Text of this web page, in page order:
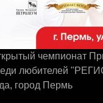
чемпионат
любителей
город Пермь